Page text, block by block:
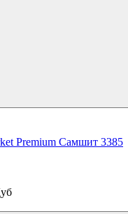
Premium Самшит 3385